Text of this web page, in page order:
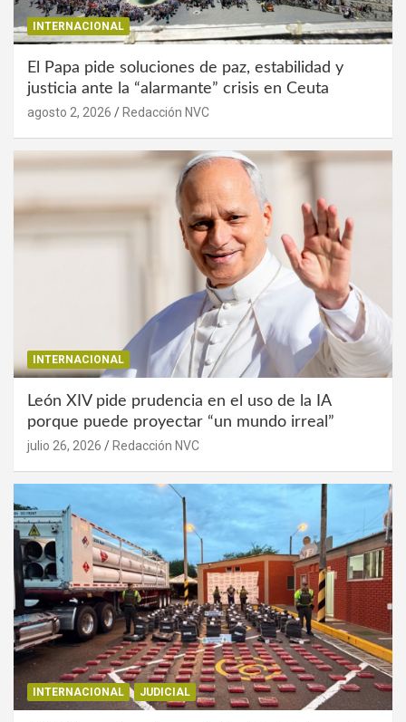
INTERNACIONAL
El Papa pide soluciones de paz, estabilidad y
justicia ante la “alarmante” crisis en Ceuta
agosto 2, 2026 Redacción NVC
INTERNACIONAL
León XIV pide prudencia en el uso de la IA
porque puede proyectar “un mundo irreal”
julio 26, 2026 Redacción NVC
INTERNACIONAL JUDICIAL